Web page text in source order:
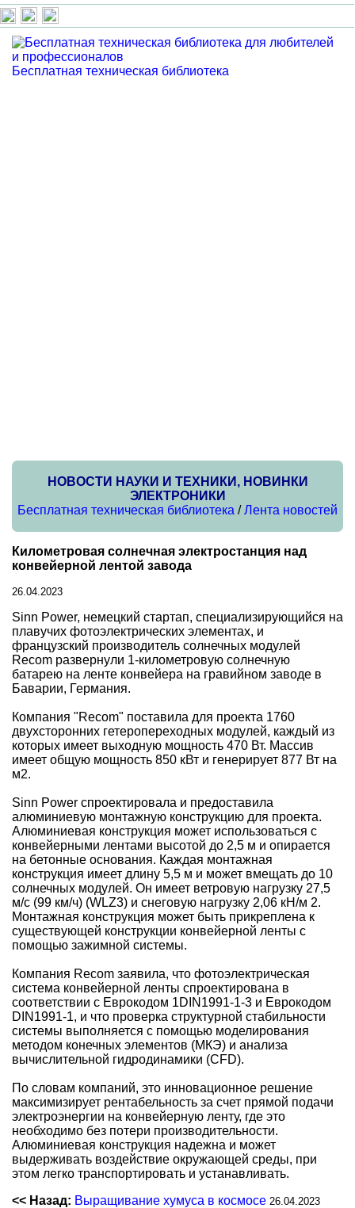
Бесплатная техническая библиотека
НОВОСТИ НАУКИ И ТЕХНИКИ, НОВИНКИ
ЭЛЕКТРОНИКИ
Бесплатная техническая библиотека /Лента новостей
Километровая солнечная электростанция над
конвейерной лентой завода
26.04.2023
Sinn Power, немецкий стартап, специализирующийся на
плавучих фотоэлектрических элементах, и
французский производитель солнечных модулей
Recom развернули 1-километровую солнечную
батарею на ленте конвейера на гравийном заводе в
Баварии, Германия.
Компания "Recom" поставила для проекта 1760
двухсторонних гетеропереходных модулей, каждый из
которых имеет выходную мощность 470 Вт. Массив
имеет общую мощность 850 кВт и генерирует 877 Вт на
м2.
Sinn Power спроектировала и предоставила
алюминиевую монтажную конструкцию для проекта.
Алюминиевая конструкция может использоваться с
конвейерными лентами высотой до 2,5 м и опирается
на бетонные основания. Каждая монтажная
конструкция имеет длину 5,5 м и может вмещать до 10
солнечных модулей. Он имеет ветровую нагрузку 27,5
м/с (99 км/ч) (WLZ3) и снеговую нагрузку 2,06 кН/м 2.
Монтажная конструкция может быть прикреплена к
существующей конструкции конвейерной ленты с
помощью зажимной системы.
Компания Recom заявила, что фотоэлектрическая
система конвейерной ленты спроектирована в
соответствии с Еврокодом 1DIN1991-1-3 и Еврокодом
DIN1991-1, и что проверка структурной стабильности
системы выполняется с помощью моделирования
методом конечных элементов (МКЭ) и анализа
вычислительной гидродинамики (CFD).
По словам компаний, это инновационное решение
максимизирует рентабельность за счет прямой подачи
электроэнергии на конвейерную ленту, где это
необходимо без потери производительности.
Алюминиевая конструкция надежна и может
выдерживать воздействие окружающей среды, при
этом легко транспортировать и устанавливать.
<< Назад: Выращивание хумуса в космосе 26.04.2023